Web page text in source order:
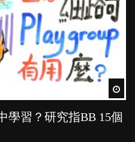
學習？研究指BB 15個
兒自發學習取代獎勵
影響
媽媽與在職媽媽的壓
母該制止還是放手？